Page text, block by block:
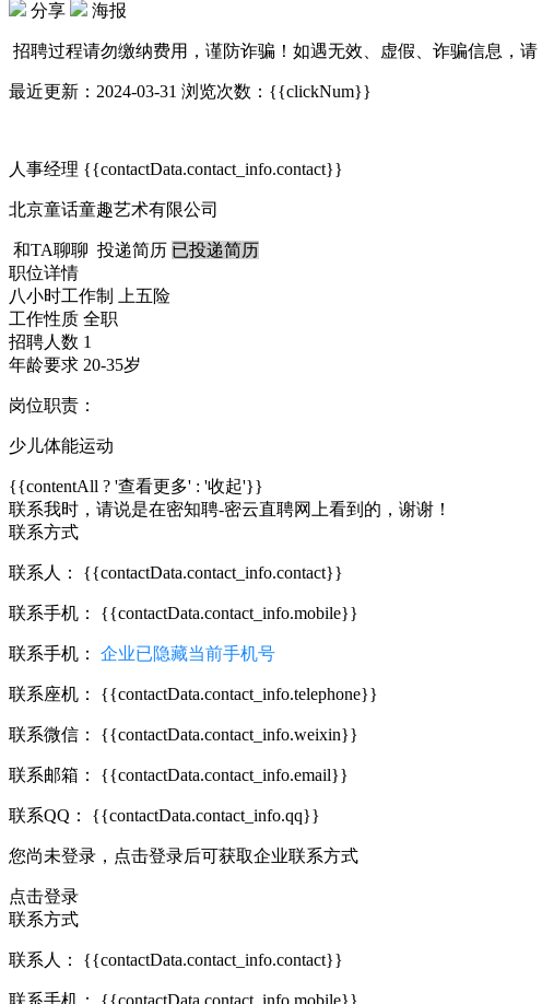
分享
海报
招聘过程请勿缴纳费用，谨防诈骗！如遇无效、虚假、诈骗信息，请
最近更新：2024-03-31 浏览次数：{{clickNum}}
人事经理 {{contactData.contact_info.contact}}
北京童话童趣艺术有限公司
和TA聊聊 投递简历 已投递简历
职位详情
八小时工作制 上五险
工作性质 全职
招聘人数 1
年龄要求 20-35岁
岗位职责：
少儿体能运动
{{contentAll ? '查看更多' : '收起'}}
联系我时，请说是在密知聘-密云直聘网上看到的，谢谢！
联系方式
联系人： {{contactData.contact_info.contact}}
联系手机： {{contactData.contact_info.mobile}}
联系手机： 企业已隐藏当前手机号
联系座机： {{contactData.contact_info.telephone}}
联系微信： {{contactData.contact_info.weixin}}
联系邮箱： {{contactData.contact_info.email}}
联系QQ： {{contactData.contact_info.qq}}
您尚未登录，点击登录后可获取企业联系方式
点击登录
联系方式
联系人： {{contactData.contact_info.contact}}